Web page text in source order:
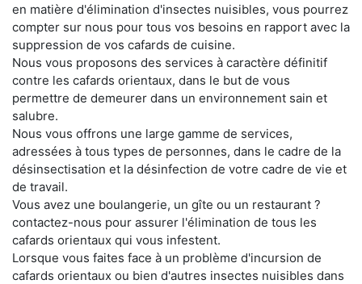
en matière d'élimination d'insectes nuisibles, vous pourrez
compter sur nous pour tous vos besoins en rapport avec la
suppression de vos cafards de cuisine.
Nous vous proposons des services à caractère définitif
contre les cafards orientaux, dans le but de vous
permettre de demeurer dans un environnement sain et
salubre.
Nous vous offrons une large gamme de services,
adressées à tous types de personnes, dans le cadre de la
désinsectisation et la désinfection de votre cadre de vie et
de travail.
Vous avez une boulangerie, un gîte ou un restaurant ?
contactez-nous pour assurer l'élimination de tous les
cafards orientaux qui vous infestent.
Lorsque vous faites face à un problème d'incursion de
cafards orientaux ou bien d'autres insectes nuisibles dans